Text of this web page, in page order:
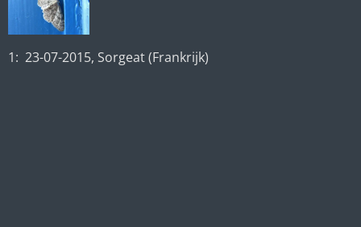
1: 23-07-2015, Sorgeat (Frankrijk)